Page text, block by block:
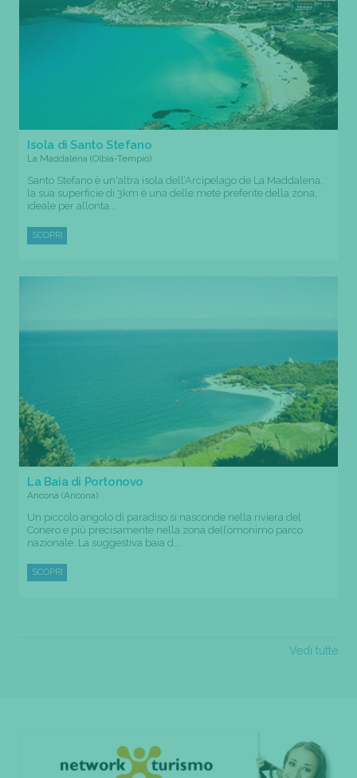
Isola di Santo Stefano
La Maddalena (Olbia-Tempio)
Santo Stefano è un'altra isola dell’Arcipelago de La Maddalena,
la sua superficie di 3km è una delle mete preferite della zona,
ideale per allonta...
SCOPRI
La Baia di Portonovo
Ancona (Ancona)
Un piccolo angolo di paradiso si nasconde nella riviera del
Conero e più precisamente nella zona dell’omonimo parco
nazionale. La suggestiva baia d...
SCOPRI
Vedi tutte